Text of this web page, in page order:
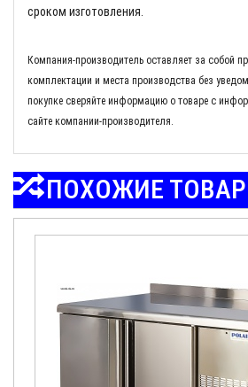
сроком изготовления.
Компания-производитель оставляет за собой
комплектации и места производства без
покупке сверяйте информацию о товаре с
сайте компании-производителя.
ПОХОЖИЕ